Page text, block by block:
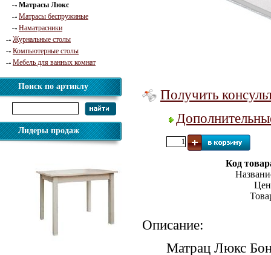
Матрасы Люкс
Матрасы беспружиные
Наматрасники
Журнальные столы
Компьютерные столы
Мебель для ванных комнат
Поиск по артиклу
Лидеры продаж
Получить
Код
Описание:
Матрац Люкс